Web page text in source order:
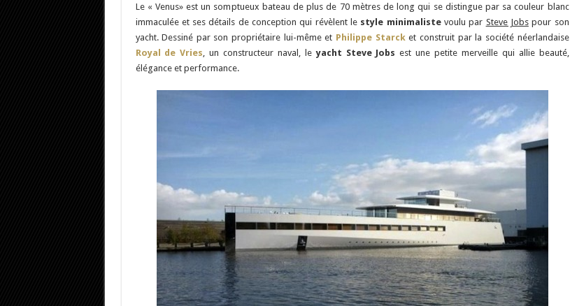
Le « Venus» est un somptueux bateau de plus de 70 mètres de long qui se distingue par sa couleur blanc
immaculée et ses détails de conception qui révèlent le style minimalistevoulu par Steve Jobspour son
yacht. Dessiné par son propriétaire lui-même et Philippe Starcket construit par la société néerlandaise
Royal de Vries, un constructeur naval, leyacht Steve Jobs est une petite merveille qui allie beauté,
élégance et performance.